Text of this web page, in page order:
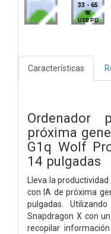
33 - 65
W
USB PD
Características
próxima
G1q Wolf
14 pulgadas
Lleva la
con IA de próxima
pulgadas.
Snapdragon X con
recopilar